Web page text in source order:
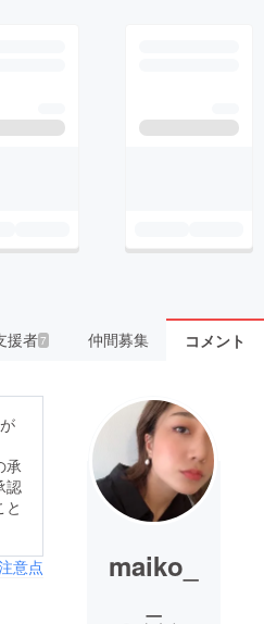
援者7 仲間募集 コメント
が
承
認
と
意点
maiko_